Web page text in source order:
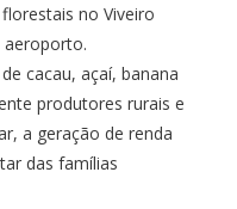
no Viveiro
aeroporto.
cacau, açaí, banana
produtores rurais e
a geração de renda
das famílias